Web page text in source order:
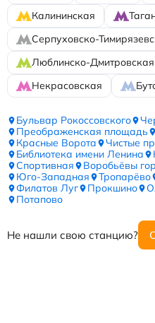
Калининская
Серпуховско-
Люблинско-Дмитровская
Некрасовская
Бульвар Рокоссовского
Преображенская площадь
Красные Ворота
Чистые
Библиотека имени Ленина
Спортивная
Воробьёвы
Юго-Западная
Тропарёво
Филатов Луг
Прокшино
Потапово
Не нашли свою станцию?